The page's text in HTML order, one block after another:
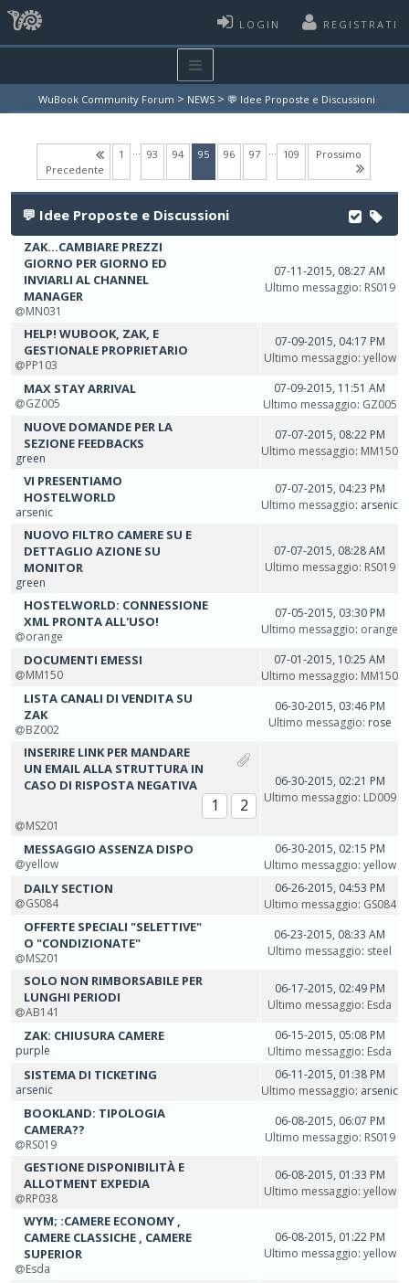
LOGIN REGISTRATI
WuBook Community Forum > NEWS > 💬 Idee Proposte e Discussioni
Precedente
1 … 93 94 95(current)
96 97 … 109 Prossimo
💬 Idee Proposte e Discussioni
ZAK...CAMBIARE PREZZI
GIORNO PER GIORNO ED
INVIARLI AL CHANNEL
MANAGER
MN031
07-11-2015, 08:27 AM
Ultimo messaggio: RS019
HELP! WUBOOK, ZAK, E
GESTIONALE PROPRIETARIO
PP103
07-09-2015, 04:17 PM
Ultimo messaggio: yellow
MAX STAY ARRIVAL
GZ005
07-09-2015, 11:51 AM
Ultimo messaggio: GZ005
NUOVE DOMANDE PER LA
SEZIONE FEEDBACKS
green
07-07-2015, 08:22 PM
Ultimo messaggio: MM150
VI PRESENTIAMO
HOSTELWORLD
arsenic
07-07-2015, 04:23 PM
Ultimo messaggio: arsenic
NUOVO FILTRO CAMERE SU E
DETTAGLIO AZIONE SU
MONITOR
green
07-07-2015, 08:28 AM
Ultimo messaggio: RS019
HOSTELWORLD: CONNESSIONE
XML PRONTA ALL'USO!
orange
07-05-2015, 03:30 PM
Ultimo messaggio: orange
DOCUMENTI EMESSI
MM150
07-01-2015, 10:25 AM
Ultimo messaggio: MM150
LISTA CANALI DI VENDITA SU
ZAK
BZ002
06-30-2015, 03:46 PM
Ultimo messaggio: rose
INSERIRE LINK PER MANDARE
UN EMAIL ALLA STRUTTURA IN
CASO DI RISPOSTA NEGATIVA
1 2
MS201
06-30-2015, 02:21 PM
Ultimo messaggio: LD009
MESSAGGIO ASSENZA DISPO
yellow
06-30-2015, 02:15 PM
Ultimo messaggio: yellow
DAILY SECTION
GS084
06-26-2015, 04:53 PM
Ultimo messaggio: GS084
OFFERTE SPECIALI "SELETTIVE"
O "CONDIZIONATE"
MS201
06-23-2015, 08:33 AM
Ultimo messaggio: steel
SOLO NON RIMBORSABILE PER
LUNGHI PERIODI
AB141
06-17-2015, 02:49 PM
Ultimo messaggio: Esda
ZAK: CHIUSURA CAMERE
purple
06-15-2015, 05:08 PM
Ultimo messaggio: Esda
SISTEMA DI TICKETING
arsenic
06-11-2015, 01:38 PM
Ultimo messaggio: arsenic
BOOKLAND: TIPOLOGIA
CAMERA??
RS019
06-08-2015, 06:07 PM
Ultimo messaggio: RS019
GESTIONE DISPONIBILITÀ E
ALLOTMENT EXPEDIA
RP038
06-08-2015, 01:33 PM
Ultimo messaggio: yellow
WYM; :CAMERE ECONOMY ,
CAMERE CLASSICHE , CAMERE
SUPERIOR
Esda
06-08-2015, 01:22 PM
Ultimo messaggio: yellow